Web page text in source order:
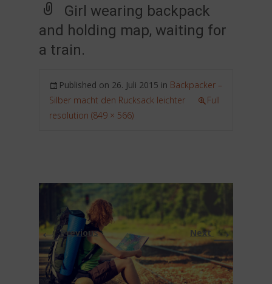
Girl wearing backpack
and holding map, waiting for
a train.
Published on 26. Juli 2015 in Backpacker –
Silber macht den Rucksack leichter
Full
resolution (849 × 566)
←Previous Next →